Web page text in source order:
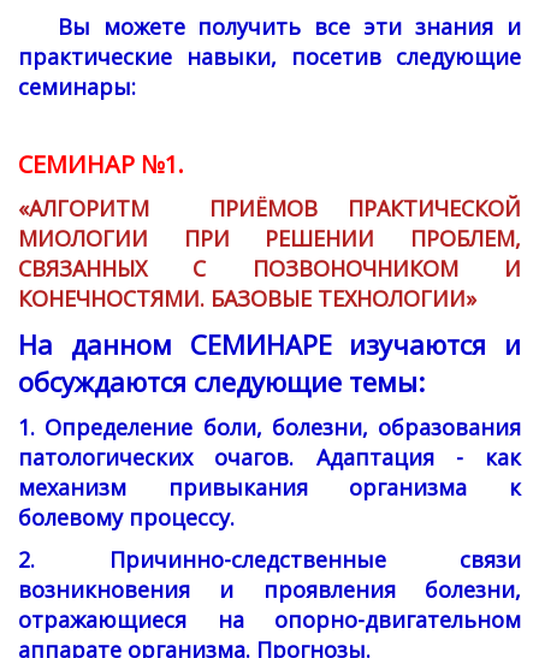
Вы можете получить все эти знания и
практические навыки, посетив следующие
семинары:
СЕМИНАР №1.
«АЛГОРИТМ ПРИЁМОВ ПРАКТИЧЕСКОЙ
МИОЛОГИИ ПРИ РЕШЕНИИ ПРОБЛЕМ,
СВЯЗАННЫХ С ПОЗВОНОЧНИКОМ И
КОНЕЧНОСТЯМИ. БАЗОВЫЕ ТЕХНОЛОГИИ»
На данном СЕМИНАРЕ изучаются и
обсуждаются следующие темы:
1. Определение боли, болезни, образования
патологических очагов. Адаптация - как
механизм привыкания организма к
болевому процессу.
2. Причинно-следственные связи
возникновения и проявления болезни,
отражающиеся на опорно-двигательном
аппарате организма. Прогнозы.